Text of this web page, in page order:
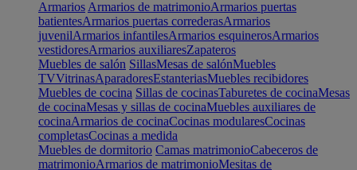
Armarios Armarios de matrimonioArmarios puertas
batientesArmarios puertas correderasArmarios
juvenilArmarios infantilesArmarios esquinerosArmarios
vestidoresArmarios auxiliaresZapateros
Muebles de salón SillasMesas de salónMuebles
TVVitrinasAparadoresEstanteriasMuebles recibidores
Muebles de cocina Sillas de cocinasTaburetes de cocinaMesas
de cocinaMesas y sillas de cocinaMuebles auxiliares de
cocinaArmarios de cocinaCocinas modularesCocinas
completasCocinas a medida
Muebles de dormitorio Camas matrimonioCabeceros de
matrimonioArmarios de matrimonioMesitas de